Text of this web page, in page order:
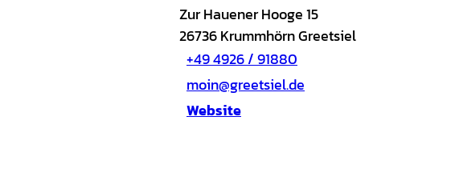
Zur Hauener Hooge 15
26736Krummhörn Greetsiel
+49 4926 / 91880
moin@greetsiel.de
Website